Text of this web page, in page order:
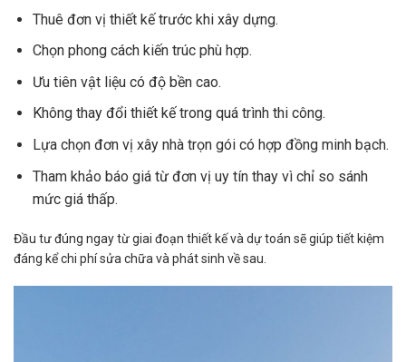
Thuê đơn vị thiết kế trước khi xây dựng.
Chọn phong cách kiến trúc phù hợp.
Ưu tiên vật liệu có độ bền cao.
Không thay đổi thiết kế trong quá trình thi công.
Lựa chọn đơn vị xây nhà trọn gói có hợp đồng minh bạch.
Tham khảo báo giá từ đơn vị uy tín thay vì chỉ so sánh
mức giá thấp.
Đầu tư đúng ngay từ giai đoạn thiết kế và dự toán sẽ giúp tiết kiệm
đáng kể chi phí sửa chữa và phát sinh về sau.